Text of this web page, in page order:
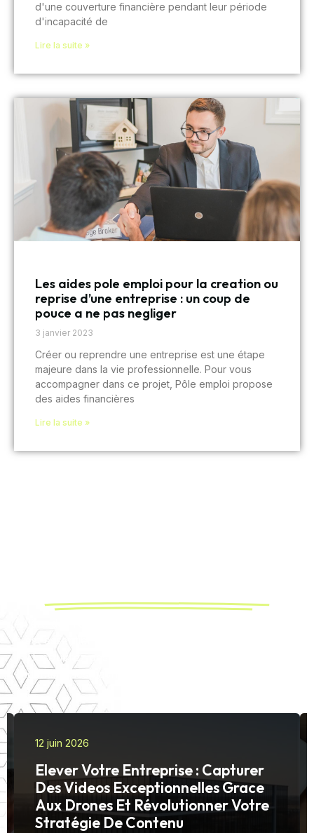
d'une couverture financière pendant leur période
d'incapacité de
Lire la suite »
Les aides pole emploi pour la creation ou
reprise d’une entreprise : un coup de
pouce a ne pas negliger
3 janvier 2023
Créer ou reprendre une entreprise est une étape
majeure dans la vie professionnelle. Pour vous
accompagner dans ce projet, Pôle emploi propose
des aides financières
Lire la suite »
est essentiel pour la promotion de votre contenu.
Découvrez des outils gratuits qui vous aideront à
identifier les hashtags idéaux en fonction de votre
12 juin 2026
Elever Votre Entreprise : Capturer
Des Videos Exceptionnelles Grace
Aux Drones Et Révolutionner Votre
Stratégie De Contenu